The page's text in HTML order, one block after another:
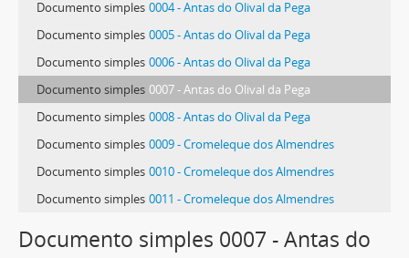
Documento simples 0004 - Antas do Olival da Pega
Documento simples 0005 - Antas do Olival da Pega
Documento simples 0006 - Antas do Olival da Pega
Documento simples 0007 - Antas do Olival da Pega
Documento simples 0008 - Antas do Olival da Pega
Documento simples 0009 - Cromeleque dos Almendres
Documento simples 0010 - Cromeleque dos Almendres
Documento simples 0011 - Cromeleque dos Almendres
Documento simples 0007 - Antas do